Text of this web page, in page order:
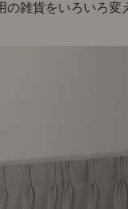
の雑貨をいろいろ変